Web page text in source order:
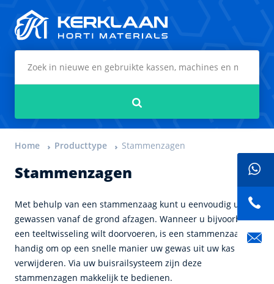
Home Producttype Stammenzagen
Stammenzagen
Met behulp van een stammenzaag kunt u eenvoudig uw
gewassen vanaf de grond afzagen. Wanneer u bijvoorbeeld
een teeltwisseling wilt doorvoeren, is een stammenzaag
handig om op een snelle manier uw gewas uit uw kas te
verwijderen. Via uw buisrailsysteem zijn deze
stammenzagen makkelijk te bedienen.